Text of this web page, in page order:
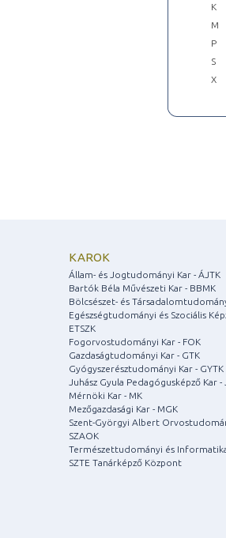
K
M
P
S
X
KAROK
Állam- és Jogtudományi Kar - ÁJTK
Bartók Béla Művészeti Kar - BBMK
Bölcsészet- és
Egészségtudományi és Szociális
ETSZK
Fogorvostudományi Kar - FOK
Gazdaságtudományi Kar - GTK
Gyógyszerésztudományi Kar - GYTK
Juhász Gyula Pedagógusképző Kar -
Mérnöki Kar - MK
Mezőgazdasági Kar - MGK
Szent-Györgyi Albert
SZAOK
Természettudományi és
SZTE Tanárképző Központ